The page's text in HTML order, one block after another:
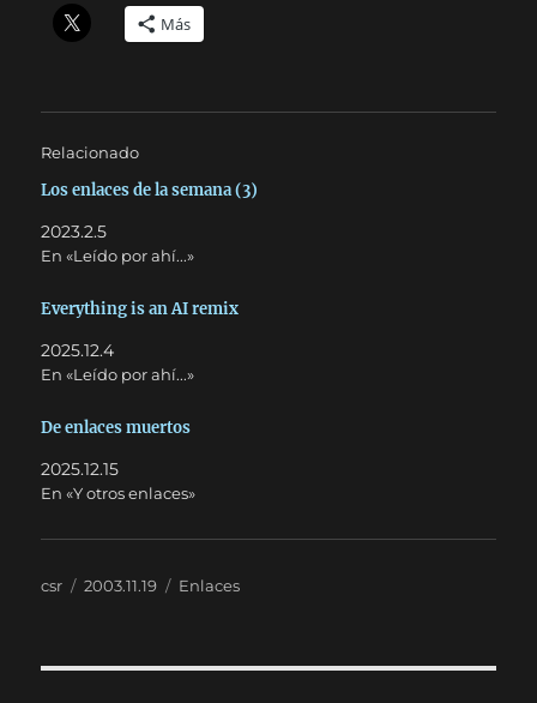
Más
Relacionado
Los enlaces de la semana (3)
2023.2.5
En «Leído por ahí...»
Everything is an AI remix
2025.12.4
En «Leído por ahí...»
De enlaces muertos
2025.12.15
En «Y otros enlaces»
Autor
csr
Publicado
2003.11.19 Categorías
Enlaces